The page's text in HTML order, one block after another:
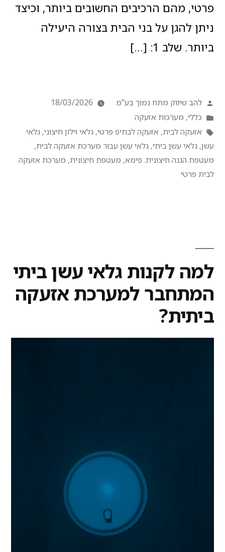
פרטי, מהם הרכיבים החשובים ביותר, וכיצד
ניתן להגן על בני הבית בצורה היעילה
ביותר. שלב 1: […]
להב שיווק מתח נמוך בע"מ
18/03/2026
כללי, מערכות אזעקה
אזעקה לבית, אזעקה לבתיפ פרטי, גלאי וילון חיצוני, גלאי
עשן, גלאי עשן ביתי, גלאי עשן עבור מערכת אזעקה לבית,
מעטפת הגנה חיצונית. פימא, מעטפת חיצונית, מערכת אזעקה
לבית פרטי
למה לקנות גלאי עשן ביתי
המתחבר למערכת אזעקה
ביתית?